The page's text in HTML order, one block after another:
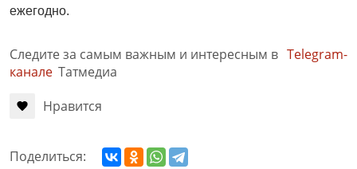
ежегодно.
Следите за самым важным и интересным в Telegram-
канале Татмедиа
Нравится
Поделиться: